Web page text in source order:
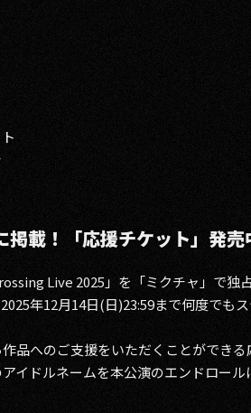
載！「応援チケット」発売
Live 2025」を「ミクチャ」で独
年12月14日(日)23:59まで何度でも
品へのご支援をいただくことができ
イドルネームを本公演のエンドロール